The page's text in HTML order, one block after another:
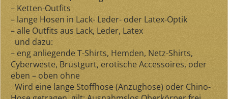
– Ketten-Outfits
– lange Hosen in Lack- Leder- oder Latex-Optik
– alle Outfits aus Lack, Leder, Latex
und dazu:
– eng anliegende T-Shirts, Hemden, Netz-Shirts,
Cyberweste, Brustgurt, erotische Accessoires, oder
eben – oben ohne
Wird eine lange Stoffhose (Anzughose) oder Chino-